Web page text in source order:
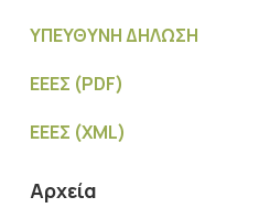
ΥΠΕΥΘΥΝΗ ΔΗΛΩΣΗ
ΕΕΕΣ (PDF)
ΕΕΕΣ (XML)
Αρχεία